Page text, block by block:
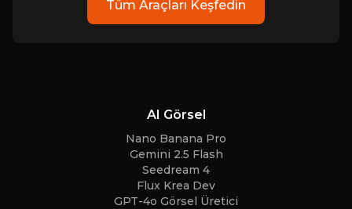
Tüm Araçları Keşfedin
AI Görsel
Nano Banana Pro
Gemini 2.5 Flash
Seedream 4
Flux Krea Dev
GPT-4o Görsel Üretici